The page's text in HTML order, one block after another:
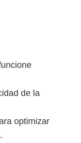
de la
optimizar